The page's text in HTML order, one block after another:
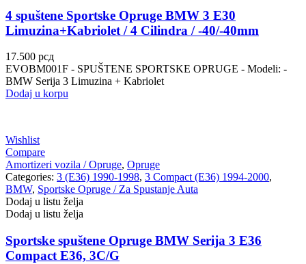
4 spuštene Sportske Opruge BMW 3 E30
Limuzina+Kabriolet / 4 Cilindra / -40/-40mm
17.500 рсд
EVOBM001F - SPUŠTENE SPORTSKE OPRUGE - Modeli: -
BMW Serija 3 Limuzina + Kabriolet
Dodaj u korpu
Wishlist
Compare
Amortizeri vozila / Opruge, Opruge
Categories: 3 (E36) 1990-1998, 3 Compact (E36) 1994-2000,
BMW, Sportske Opruge / Za Spustanje Auta
Dodaj u listu želja
Dodaj u listu želja
Sportske spuštene Opruge BMW Serija 3 E36
Compact E36, 3C/G